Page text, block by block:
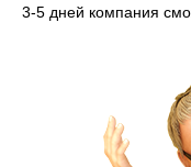
3-5 дней компания